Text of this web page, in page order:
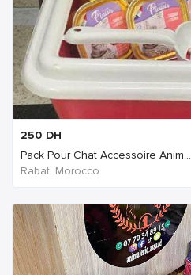
250 DH
Pack Pour Chat Accessoire Anim...
Rabat, Morocco